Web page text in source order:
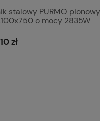
stalowy PURMO
o mocy 2835W
zł